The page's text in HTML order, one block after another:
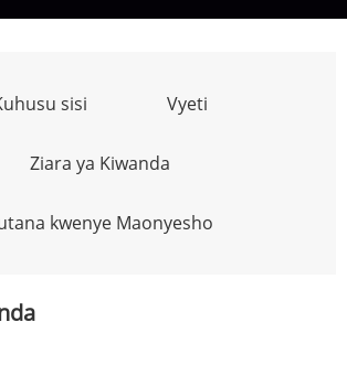
sisi Vyeti
Ziara ya Kiwanda
kwenye Maonyesho